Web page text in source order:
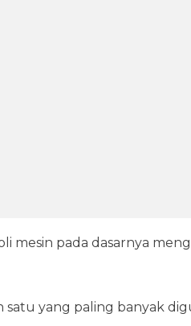
mesin pada dasarnya
satu yang paling banyak